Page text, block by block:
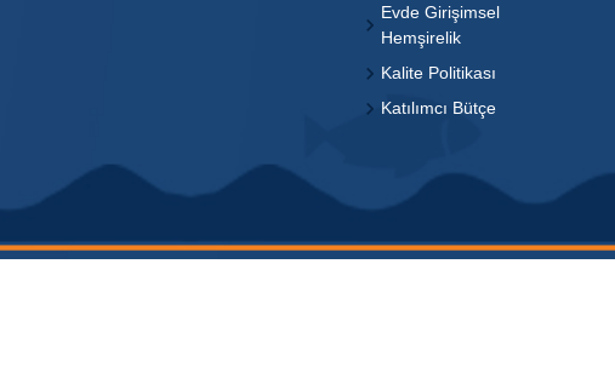
Evde Girişimsel
Hemşirelik
Kalite Politikası
Katılımcı Bütçe